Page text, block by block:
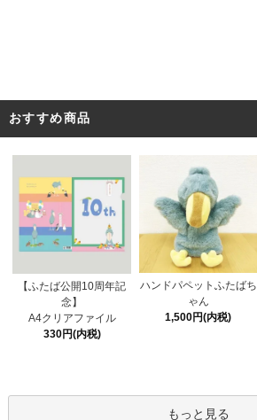
おすすめ商品
【ふたば公開10周年記
念】
A4クリアファイル
330円(内税)
ハンドパペットふたばち
ゃん
1,500円(内税)
もっと見る